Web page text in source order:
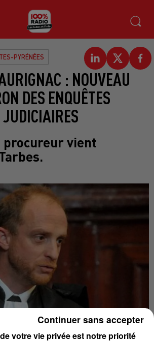
PYRÉNÉES
: NOUVEAU
DES ENQUÊTES
JUDICIAIRES
procureur vient
2017 à 10h21
votre vie privée est notre priorité
Continuer sans accepter